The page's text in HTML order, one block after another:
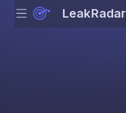
Menu LeakRadar